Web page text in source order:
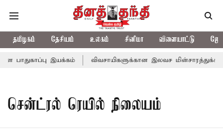
தமிழகம் தேசியம் உலகம் சினிமா விளையாட்டு
பாதுகாப்பு இயக்கம் விவசாயிகளுக்கான இலவச மின்சாரத்துக்காக
சென்ட்ரல் ரெயில் நிலையம்